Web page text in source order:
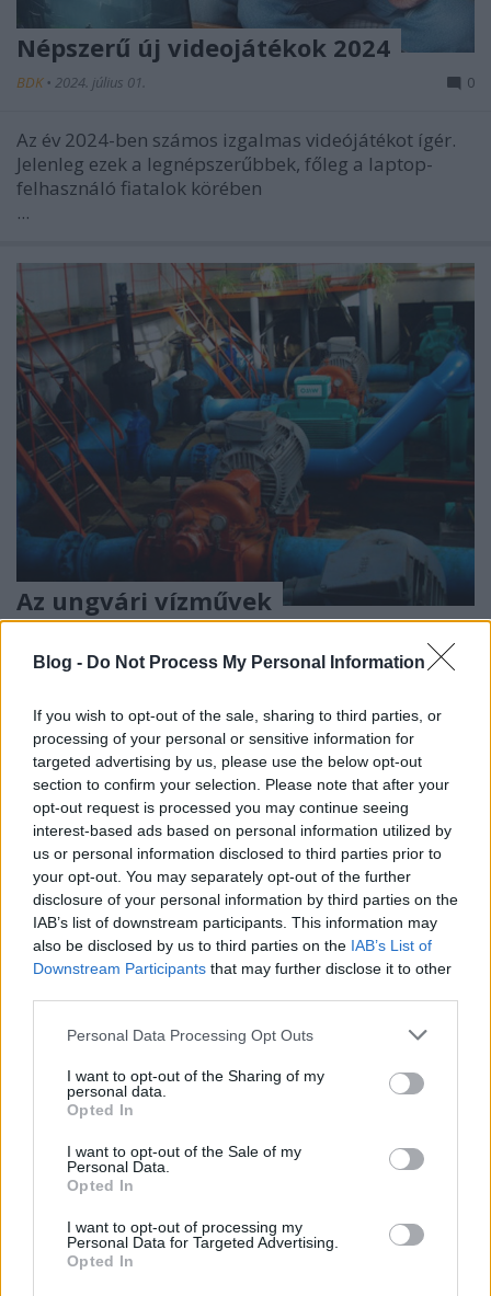
Blog - Do Not Process My Personal Information
If you wish to opt-out of the sale, sharing to third parties, or
processing of your personal or sensitive information for
targeted advertising by us, please use the below opt-out
section to confirm your selection. Please note that after your
opt-out request is processed you may continue seeing
interest-based ads based on personal information utilized by
us or personal information disclosed to third parties prior to
your opt-out. You may separately opt-out of the further
disclosure of your personal information by third parties on the
IAB’s list of downstream participants. This information may
also be disclosed by us to third parties on the IAB’s List of
Downstream Participants that may further disclose it to other
Please note that this website/app uses one or more Google
not limited to your visit or usage behaviour. You may click to
grant or deny consent to Google and its third-party tags to
use your data for below specified purposes in below Google
consent section.
Personal Data Processing Opt Outs
I want to opt-out of the Sharing of my
personal data.
Opted In
I want to opt-out of the Sale of my
Personal Data.
Opted In
I want to opt-out of processing my
Personal Data for Targeted Advertising.
Opted In
Népszerű új videojátékok 2024
BDK • 2024. július 01. 0
Az év 2024-ben számos izgalmas videójátékot ígér.
Jelenleg ezek a legnépszerűbbek, főleg a laptop-
felhasználó fiatalok körében
...
Az ungvári vízművek
vállalat
Kárpátalja megyeszékhelyénekivóvízellátását
Ungvár Vodokanal” ...
Kárpátaljai szólások és közmondások
HChoba•2019. március 09.
Vízzel és ivással kapcsolatos népi bölcsességek
Megjelent aKárpátalján